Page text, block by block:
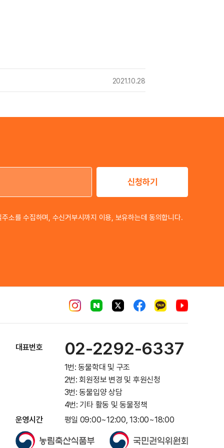
2021.10.28
신청하기
소를 수집하며, 수신거부시까지 이용, 보유하는데 동의합니다.
대표번호 02-2292-6337
1번: 동물학대 및 구조
2번: 회원정보 변경 및 후원신청
3번: 동물입양 상담
4번: 기타 활동 및 동물정책
운영시간
평일 09:00~12:00, 13:00~18:00